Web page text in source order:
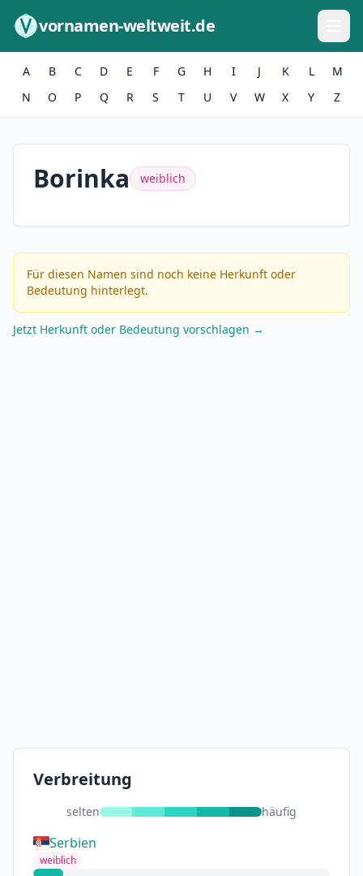
vornamen-weltweit.de
A B C D E F G H I J K L
M
N
O P Q R S T U V W X Y Z
Borinka weiblich
Für diesen Namen sind noch keine Herkunft oder
Bedeutung hinterlegt.
Jetzt Herkunft oder Bedeutung vorschlagen →
Verbreitung
selten häufig
Serbien
weiblich